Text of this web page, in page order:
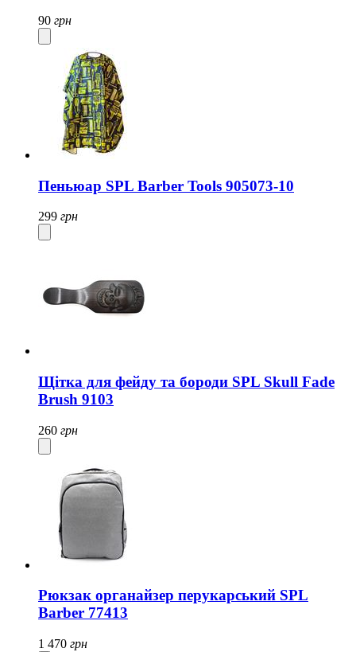
90 грн
Пеньюар SPL Barber Tools 905073-10
299 грн
Щітка для фейду та бороди SPL Skull Fade
Brush 9103
260 грн
Рюкзак органайзер перукарський SPL
Barber 77413
1 470 грн